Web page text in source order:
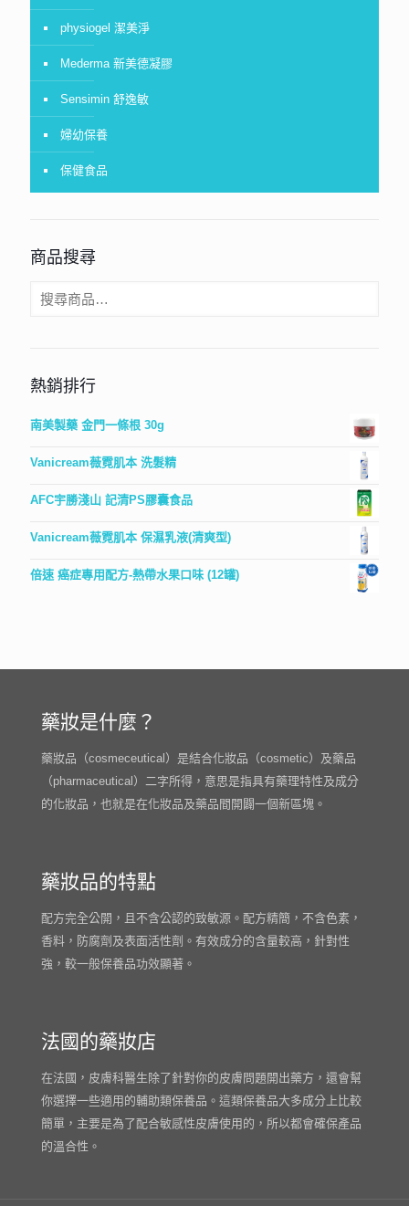
physiogel 潔美淨
Mederma 新美德凝膠
Sensimin 舒逸敏
婦幼保養
保健食品
商品搜尋
熱銷排行
南美製藥 金門一條根 30g
Vanicream薇霓肌本 洗髮精
AFC宇勝淺山 記清PS膠囊食品
Vanicream薇霓肌本 保濕乳液(清爽型)
倍速 癌症專用配方-熱帶水果口味 (12罐)
藥妝是什麼？
藥妝品（cosmeceutical）是結合化妝品（cosmetic）及藥品
（pharmaceutical）二字所得，意思是指具有藥理特性及成分
的化妝品，也就是在化妝品及藥品間開闢一個新區塊。
藥妝品的特點
配方完全公開，且不含公認的致敏源。配方精簡，不含色素，
香料，防腐劑及表面活性劑。有效成分的含量較高，針對性
強，較一般保養品功效顯著。
法國的藥妝店
在法國，皮膚科醫生除了針對你的皮膚問題開出藥方，還會幫
你選擇一些適用的輔助類保養品。這類保養品大多成分上比較
簡單，主要是為了配合敏感性皮膚使用的，所以都會確保產品
的溫合性。